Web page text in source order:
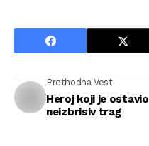
Prethodna Vest
Heroj koji je ostavio
neizbrisiv trag